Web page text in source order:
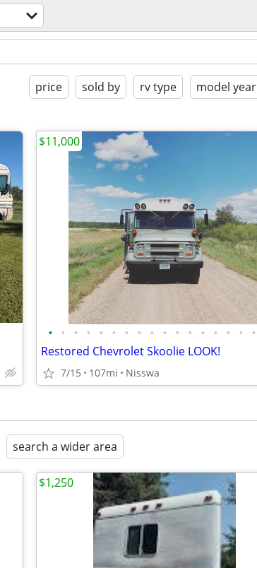
price sold by rv type model year
• • • • • • • • • • • • • • • • •
Restored Chevrolet Skoolie LOOK!
7/15 107mi Nisswa
$11,000
search a wider area
$1,250